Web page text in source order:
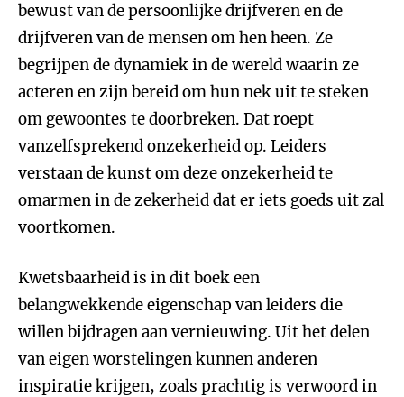
bewust van de persoonlijke drijfveren en de
drijfveren van de mensen om hen heen. Ze
begrijpen de dynamiek in de wereld waarin ze
acteren en zijn bereid om hun nek uit te steken
om gewoontes te doorbreken. Dat roept
vanzelfsprekend onzekerheid op. Leiders
verstaan de kunst om deze onzekerheid te
omarmen in de zekerheid dat er iets goeds uit zal
voortkomen.
Kwetsbaarheid is in dit boek een
belangwekkende eigenschap van leiders die
willen bijdragen aan vernieuwing. Uit het delen
van eigen worstelingen kunnen anderen
inspiratie krijgen, zoals prachtig is verwoord in